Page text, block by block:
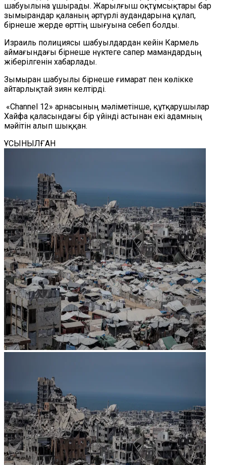
шабуылына ұшырады. Жарылғыш оқтұмсықтары бар
зымырандар қаланың әртүрлі аудандарына құлап,
бірнеше жерде өрттің шығуына себеп болды.
Израиль полициясы шабуылдардан кейін Кармель
аймағындағы бірнеше нүктеге сапер мамандардың
жіберілгенін хабарлады.
Зымыран шабуылы бірнеше ғимарат пен көлікке
айтарлықтай зиян келтірді.
«Channel 12» арнасының мәліметінше, құтқарушылар
Хайфа қаласындағы бір үйінді астынан екі адамның
мәйітін алып шыққан.
ҰСЫНЫЛҒАН